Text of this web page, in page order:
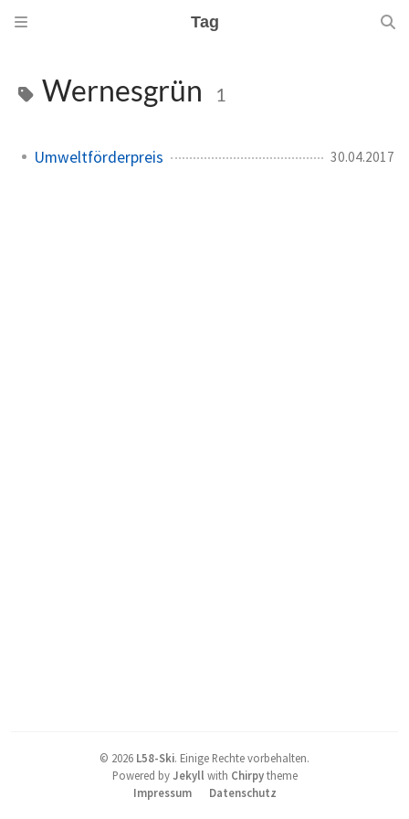
Tag
Wernesgrün 1
Umweltförderpreis 30.04.2017
© 2026 L58-Ski. Einige Rechte vorbehalten.
Powered byJekyll with Chirpytheme
Impressum
Datenschutz